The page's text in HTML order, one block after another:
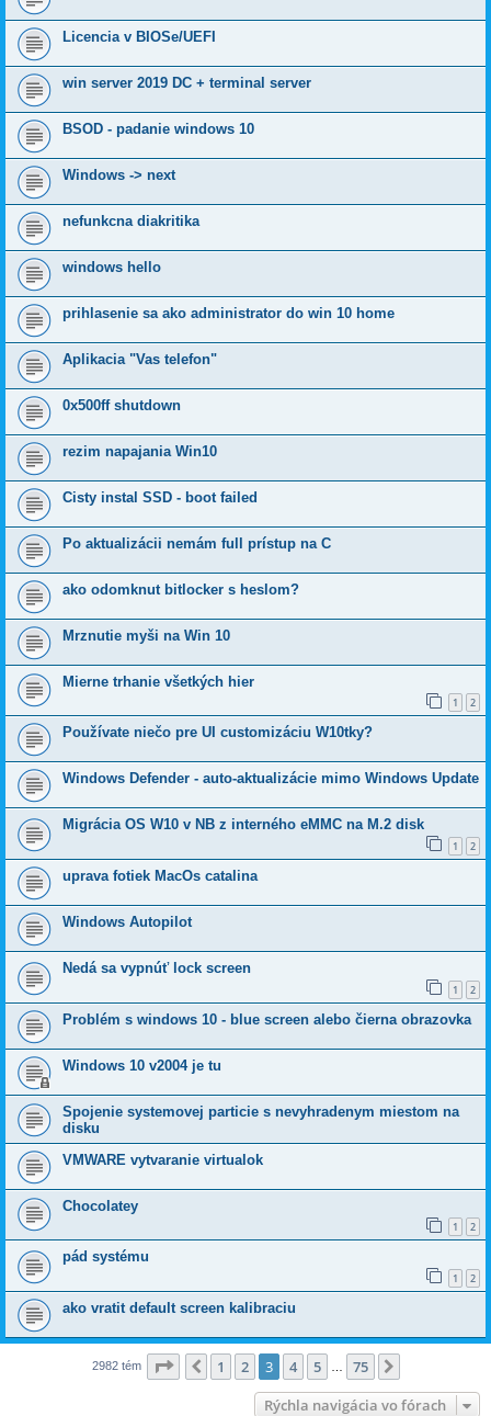
Licencia v BIOSe/UEFI
win server 2019 DC + terminal server
BSOD - padanie windows 10
Windows -> next
nefunkcna diakritika
windows hello
prihlasenie sa ako administrator do win 10 home
Aplikacia "Vas telefon"
0x500ff shutdown
rezim napajania Win10
Cisty instal SSD - boot failed
Po aktualizácii nemám full prístup na C
ako odomknut bitlocker s heslom?
Mrznutie myši na Win 10
Mierne trhanie všetkých hier
1 2
Používate niečo pre UI customizáciu W10tky?
Windows Defender - auto-aktualizácie mimo Windows Update
Migrácia OS W10 v NB z interného eMMC na M.2 disk
1 2
uprava fotiek MacOs catalina
Windows Autopilot
Nedá sa vypnúť lock screen
1 2
Problém s windows 10 - blue screen alebo čierna obrazovka
Windows 10 v2004 je tu
Spojenie systemovej particie s nevyhradenym miestom na
disku
VMWARE vytvaranie virtualok
Chocolatey
1 2
pád systému
1 2
ako vratit default screen kalibraciu
2982 tém Strana z75
Predchádzajúci
1 2 3 4 5 75
Rýchla navigácia vo fórach